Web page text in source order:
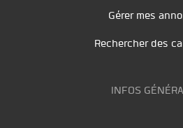
Gérer mes
Rechercher des
INFOS